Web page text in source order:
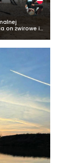
on żwirowe i
jest